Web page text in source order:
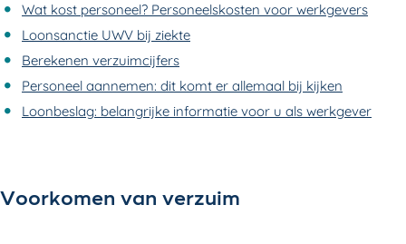
Wat kost personeel? Personeelskosten voor werkgevers
Loonsanctie UWV bij ziekte
Berekenen verzuimcijfers
Personeel aannemen: dit komt er allemaal bij kijken
Loonbeslag: belangrijke informatie voor u als werkgever
Voorkomen van verzuim